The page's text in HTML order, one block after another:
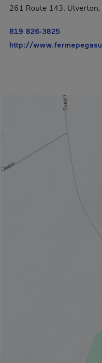
261 Route 143, Ulverton,
819 826-3825
http://